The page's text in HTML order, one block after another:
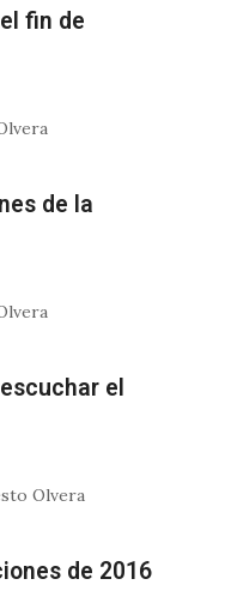
fin de
de la
el
Olvera
de 2016